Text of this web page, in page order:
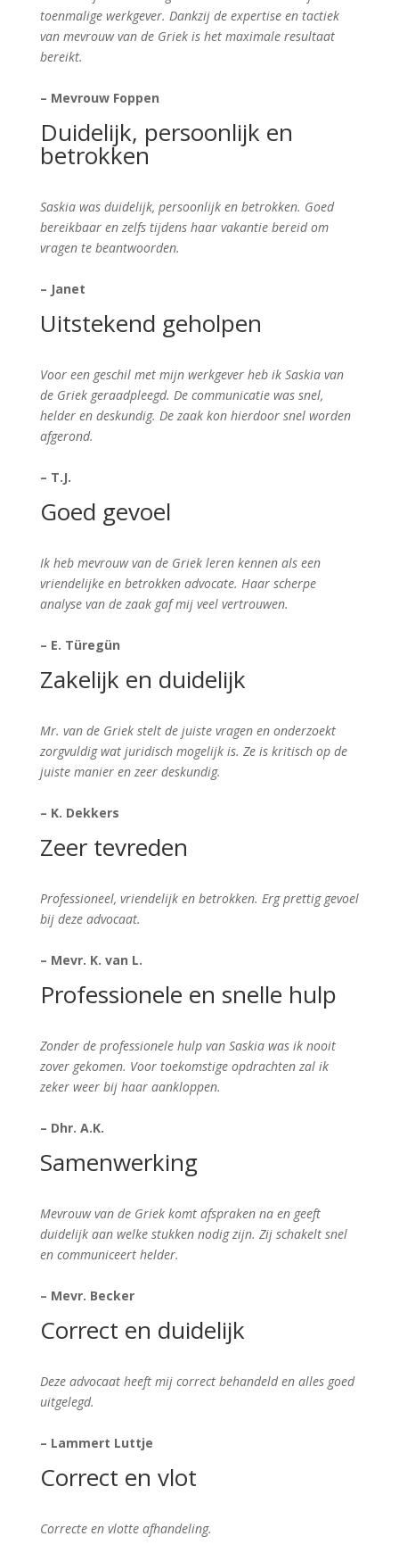
toenmalige werkgever. Dankzij de expertise en tactiek
van mevrouw van de Griek is het maximale resultaat
bereikt.
– Mevrouw Foppen
Duidelijk, persoonlijk en
betrokken
Saskia was duidelijk, persoonlijk en betrokken. Goed
bereikbaar en zelfs tijdens haar vakantie bereid om
vragen te beantwoorden.
– Janet
Uitstekend geholpen
Voor een geschil met mijn werkgever heb ik Saskia van
de Griek geraadpleegd. De communicatie was snel,
helder en deskundig. De zaak kon hierdoor snel worden
afgerond.
– T.J.
Goed gevoel
Ik heb mevrouw van de Griek leren kennen als een
vriendelijke en betrokken advocate. Haar scherpe
analyse van de zaak gaf mij veel vertrouwen.
– E. Türegün
Zakelijk en duidelijk
Mr. van de Griek stelt de juiste vragen en onderzoekt
zorgvuldig wat juridisch mogelijk is. Ze is kritisch op de
juiste manier en zeer deskundig.
– K. Dekkers
Zeer tevreden
Professioneel, vriendelijk en betrokken. Erg prettig gevoel
bij deze advocaat.
– Mevr. K. van L.
Professionele en snelle hulp
Zonder de professionele hulp van Saskia was ik nooit
zover gekomen. Voor toekomstige opdrachten zal ik
zeker weer bij haar aankloppen.
– Dhr. A.K.
Samenwerking
Mevrouw van de Griek komt afspraken na en geeft
duidelijk aan welke stukken nodig zijn. Zij schakelt snel
en communiceert helder.
– Mevr. Becker
Correct en duidelijk
Deze advocaat heeft mij correct behandeld en alles goed
uitgelegd.
– Lammert Luttje
Correct en vlot
Correcte en vlotte afhandeling.